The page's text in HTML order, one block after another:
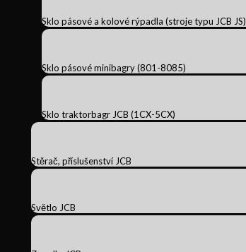
Sklo pásové a kolové rýpadla (stroje typu JCB JS)
Sklo pásové minibagry (801-8085)
Sklo traktorbagr JCB (1CX-5CX)
Stěrač, příslušenství JCB
Světlo JCB